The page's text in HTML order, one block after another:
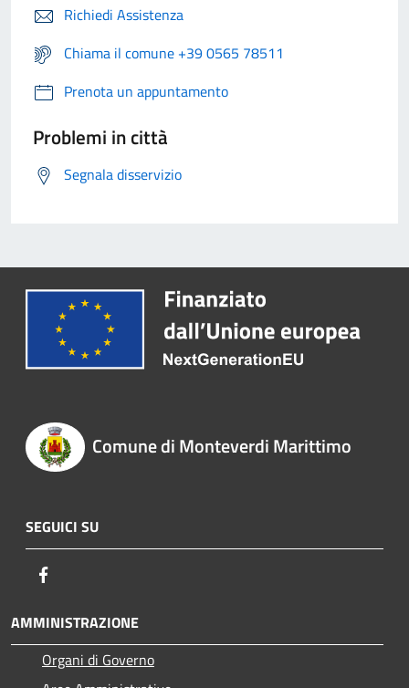
Richiedi Assistenza
Chiama il comune +39 0565 78511
Prenota un appuntamento
Problemi in città
Segnala disservizio
Comune di Monteverdi Marittimo
SEGUICI SU
AMMINISTRAZIONE
Organi di Governo